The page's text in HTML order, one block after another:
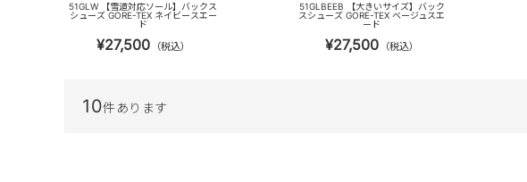
51GLW 【雪道対応ソール】バックス
シューズ GORE-TEX ネイビースエー
ド
¥27,500 （税込）
51GLBEEB 【大きいサイズ】バック
スシューズ GORE-TEX ベージュスエ
ード
¥27,500 （税込）
10件あります